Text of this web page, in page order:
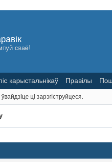
сваё!
карыстальнікаў Правілы
ці зарэгіструйцеся.